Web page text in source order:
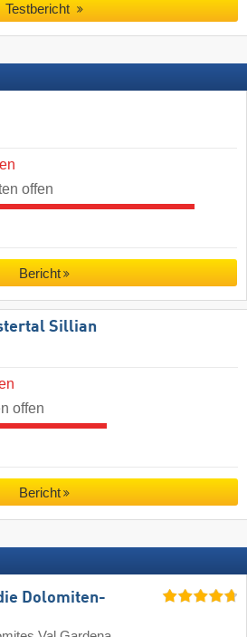
Testbericht
offen
Bericht
Sillian
offen
Bericht
Dolomiten-